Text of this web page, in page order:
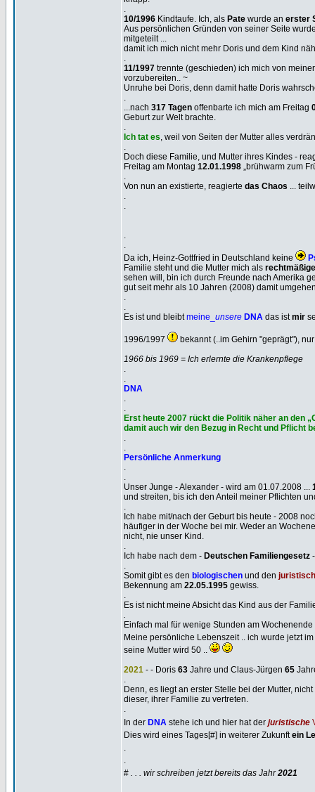
.
10/1996 Kindtaufe. Ich, als Pate wurde an erster
Aus persönlichen Gründen von seiner Seite
mitgeteilt ...
damit ich mich nicht mehr Doris und dem Kind
.
11/1997 trennte (geschieden) ich mich von
vorzubereiten.. ~
Unruhe bei Doris, denn damit hatte Doris
.
...nach 317 Tagen offenbarte ich mich am Freitag
Geburt zur Welt brachte.
.
Ich tat es, weil von Seiten der Mutter alles
.
Doch diese Familie, und Mutter ihres Kindes -
Freitag am Montag 12.01.1998 „brühwarm zum
.
Von nun an existierte, reagierte das Chaos ...
.
.
.
.
Da ich, Heinz-Gottfried in Deutschland keine
Familie steht und die Mutter mich als
sehen will, bin ich durch Freunde nach Amerika
gut seit mehr als 10 Jahren (2008) damit
.
.
Es ist und bleibtmeine_ unsere DNA das istmir
1996/1997
bekannt (..im Gehirn "geprägt"),
1966 bis 1969 = Ich erlernte die Krankenpflege
.
.
DNA
.
.
Erst heute 2007 rückt die Politik näher an den
damit auch wir den Bezug in Recht und Pflicht
.
.
Persönliche Anmerkung
.
.
Unser Junge - Alexander - wird am 01.07.2008 ...
und streiten, bis ich den Anteil meiner Pflichten
.
Ich habe mit/nach der Geburt bis heute - 2008
häufiger in der Woche bei mir. Weder an
nicht, nie unser Kind.
.
Ich habe nach dem - Deutschen Familiengesetz
.
Somit gibt es den biologischen und den
Bekennung am 22.05.1995 gewiss.
.
Es ist nicht meine Absicht das Kind aus der
.
Einfach mal für wenige Stunden am
Meine persönliche Lebenszeit .. ich wurde jetzt
seine Mutter wird 50 ..
2021 - - Doris 63 Jahre und Claus-Jürgen 65
.
Denn, es liegt an erster Stelle bei der Mutter, nicht
dieser, ihrer Familie zu vertreten.
.
In der DNA stehe ich und hier hat der juristische
Dies wird eines Tages[#] in weiterer Zukunftein
.
.
# . . . wir schreiben jetzt bereits das Jahr2021